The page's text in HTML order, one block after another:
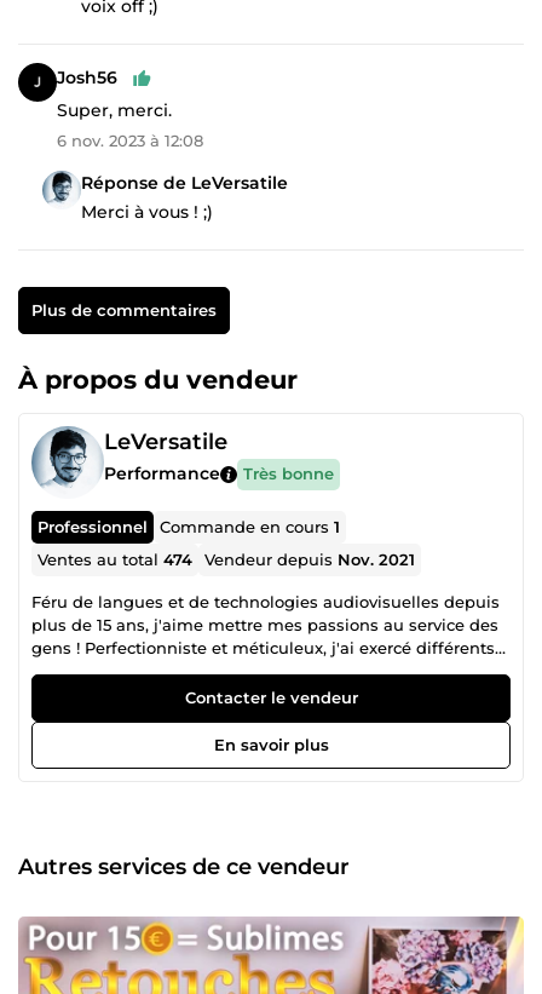
voix off ;)
Josh56
Super, merci.
6 nov. 2023 à 12:08
Réponse de LeVersatile
Merci à vous ! ;)
Plus de commentaires
À propos du vendeur
LeVersatile
Performance Très bonne
Professionnel Commande en cours1
Ventes au total474 Vendeur depuis Nov. 2021
Féru de langues et de technologies audiovisuelles depuis
plus de 15 ans, j'aime mettre mes passions au service des
gens ! Perfectionniste et méticuleux, j'ai exercé différents
métiers qui m'ont permis d'acquérir pas mal d'expérience
dans divers domaines : du CRM au Marketing, en passant
par le web, la photo, la vidéo et l'audio. Come up me
permet de valoriser tout cela en les mettant à votre
disposition, et cela toujours avec le sourire !
Contacter le vendeur
En savoir plus
Autres services de ce vendeur